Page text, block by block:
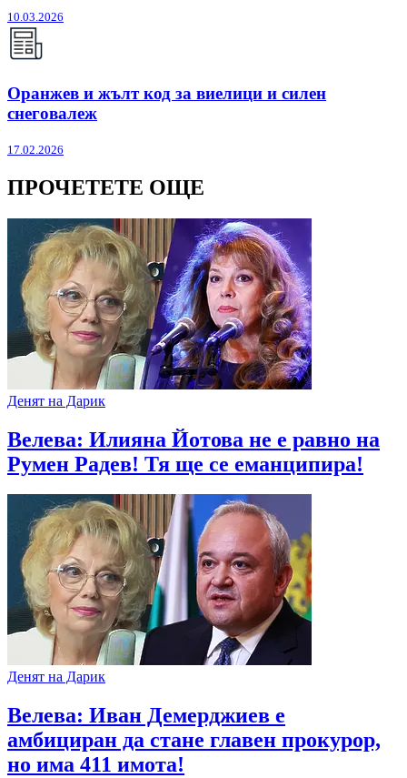
10.03.2026
Оранжев и жълт код за виелици и силен
снеговалеж
17.02.2026
ПРОЧЕТЕТЕ ОЩЕ
Денят на Дарик
Велева: Илияна Йотова не е равно на
Румен Радев! Тя ще се еманципира!
Денят на Дарик
Велева: Иван Демерджиев е
амбициран да стане главен прокурор,
но има 411 имота!